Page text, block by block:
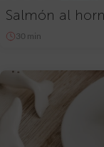
Salmón al
30 min